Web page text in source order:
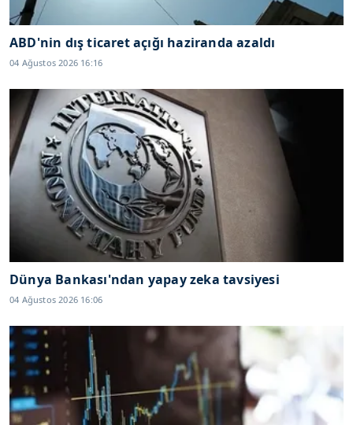
ABD'nin dış ticaret açığı haziranda azaldı
04 Ağustos 2026 16:16
Dünya Bankası'ndan yapay zeka tavsiyesi
04 Ağustos 2026 16:06